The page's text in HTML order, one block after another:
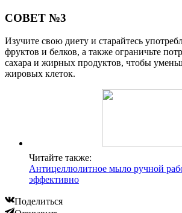
СОВЕТ №3
Изучите свою диету и старайтесь
фруктов и белков, а также ограничьте
сахара и жирных продуктов, чтобы
жировых клеток.
Читайте также:
Антицеллюлитное мыло ручной
эффективно
Поделиться